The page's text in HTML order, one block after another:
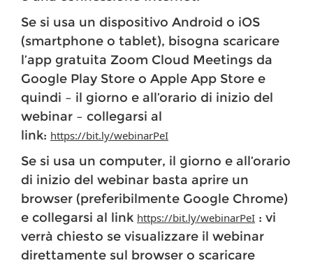
Se si usa un dispositivo Android o iOS
(smartphone o tablet), bisogna scaricare
l’app gratuita Zoom Cloud Meetings da
Google Play Store o Apple App Store e
quindi – il giorno e all’orario di inizio del
webinar – collegarsi al
link: https://bit.ly/webinarPeI
Se si usa un computer, il giorno e all’orario
di inizio del webinar basta aprire un
browser (preferibilmente Google Chrome)
e collegarsi al link https://bit.ly/webinarPeI : vi
verrà chiesto se visualizzare il webinar
direttamente sul browser o scaricare